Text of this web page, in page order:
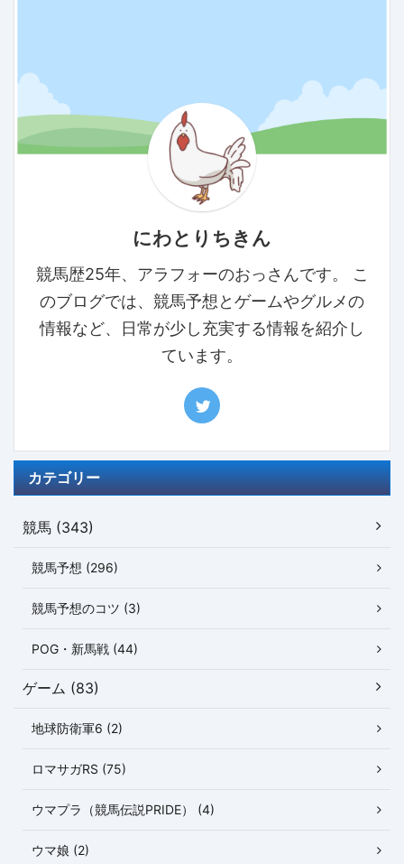
にわとりちきん
競馬歴25年、アラフォーのおっさんです。 こ
のブログでは、競馬予想とゲームやグルメの
情報など、日常が少し充実する情報を紹介し
ています。
カテゴリー
競馬 (343)
競馬予想 (296)
競馬予想のコツ (3)
POG・新馬戦 (44)
ゲーム (83)
地球防衛軍6 (2)
ロマサガRS (75)
ウマプラ（競馬伝説PRIDE） (4)
ウマ娘 (2)